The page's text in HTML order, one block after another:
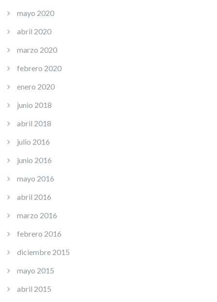
mayo 2020
abril 2020
marzo 2020
febrero 2020
enero 2020
junio 2018
abril 2018
julio 2016
junio 2016
mayo 2016
abril 2016
marzo 2016
febrero 2016
diciembre 2015
mayo 2015
abril 2015